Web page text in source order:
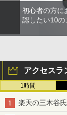
初心者の方に
認したい10の
アクセスラ
1時間
楽天の三木谷